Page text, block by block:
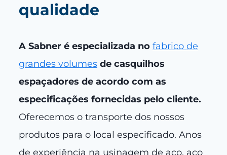
qualidade
A Sabner é especializada no fabrico de
grandes volumes de casquilhos
espaçadores de acordo com as
especificações fornecidas pelo cliente.
Oferecemos o transporte dos nossos
produtos para o local especificado. Anos
de experiência na usinagem de aço, aço